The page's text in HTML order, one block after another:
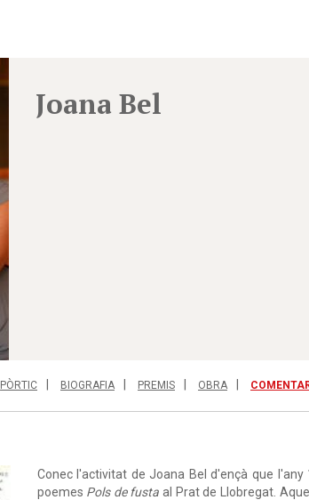
Joana Bel
PÒRTIC BIOGRAFIA PREMIS OBRA
Conec l'activitat de Joana Bel d'ençà que
poemes Pols de fusta al Prat de Llobregat.